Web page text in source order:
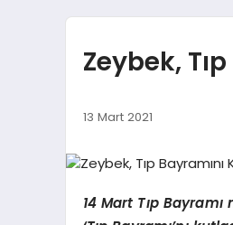
Zeybek,
13 Mart 2021
14 Mart Tıp